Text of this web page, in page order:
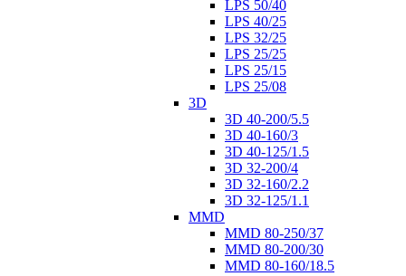
LPS 50/40
LPS 40/25
LPS 32/25
LPS 25/25
LPS 25/15
LPS 25/08
3D
3D 40-200/5.5
3D 40-160/3
3D 40-125/1.5
3D 32-200/4
3D 32-160/2.2
3D 32-125/1.1
MMD
MMD 80-250/37
MMD 80-200/30
MMD 80-160/18.5